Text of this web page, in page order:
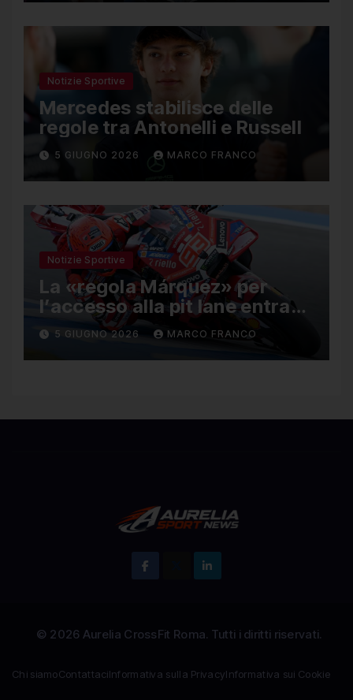
Notizie Sportive
Mercedes stabilisce delle
regole tra Antonelli e Russell
5 GIUGNO 2026 MARCO FRANCO
Notizie Sportive
La «regola Márquez» per
l’accesso alla pit lane entra
ufficialmente a far parte del
regolamento della MotoGP
5 GIUGNO 2026 MARCO FRANCO
Chi siamoContattaciInformativa sulla PrivacyInformativa sui Cookie